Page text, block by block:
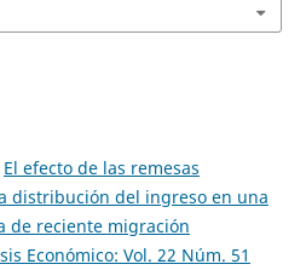
El efecto de las remesas
distribución del ingreso en una
de reciente migración
Económico: Vol. 22 Núm. 51